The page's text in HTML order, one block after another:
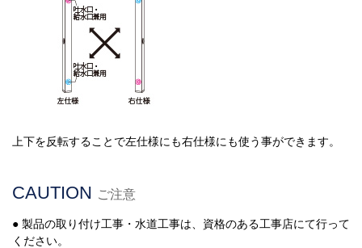
上下を反転することで左仕様にも右仕様にも使う事ができます。
CAUTION ご注意
● 製品の取り付け工事・水道工事は、資格のある工事店にて行って
ください。